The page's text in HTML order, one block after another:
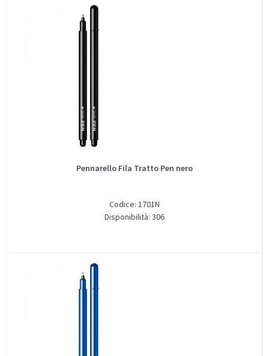
Pennarello Fila Tratto Pen nero
Codice: 1701N
Disponibilità: 306